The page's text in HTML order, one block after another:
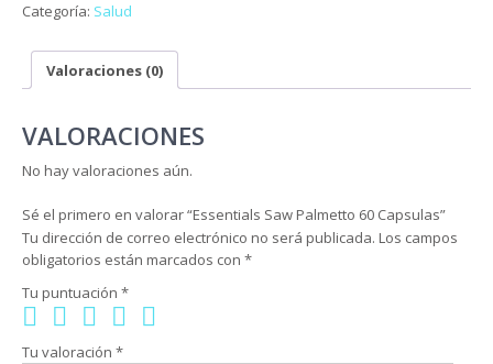
Categoría: Salud
Valoraciones (0)
VALORACIONES
No hay valoraciones aún.
Sé el primero en valorar “Essentials Saw Palmetto 60 Capsulas”
Tu dirección de correo electrónico no será publicada. Los campos
obligatorios están marcados con *
Tu puntuación *
Tu valoración *